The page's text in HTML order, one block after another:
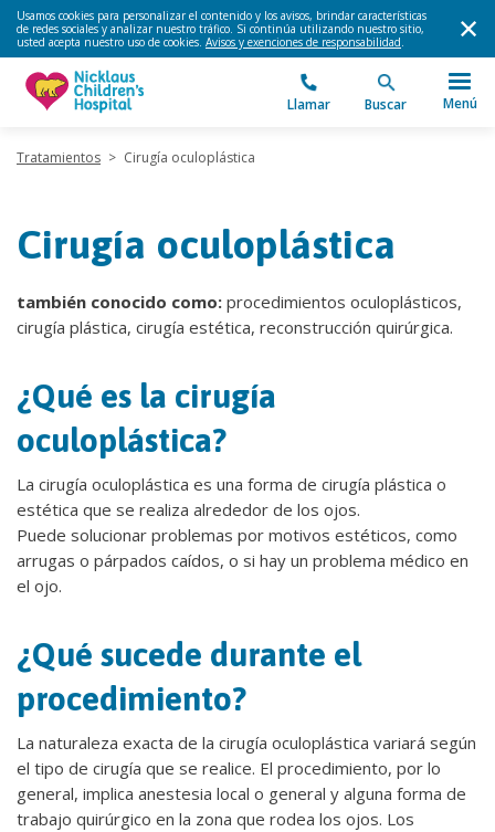
Usamos cookies para personalizar el contenido y los avisos, brindar características
de redes sociales y analizar nuestro tráfico. Si continúa utilizando nuestro sitio,
usted acepta nuestro uso de cookies. Avisos y exenciones de responsabilidad.
Llamar Buscar Menú
Tratamientos > Cirugía oculoplástica
Cirugía oculoplástica
también conocido como: procedimientos oculoplásticos,
cirugía plástica, cirugía estética, reconstrucción quirúrgica.
¿Qué es la cirugía
oculoplástica?
La cirugía oculoplástica es una forma de cirugía plástica o
estética que se realiza alrededor de los ojos.
Puede solucionar problemas por motivos estéticos, como
arrugas o párpados caídos, o si hay un problema médico en
el ojo.
¿Qué sucede durante el
procedimiento?
La naturaleza exacta de la cirugía oculoplástica variará según
el tipo de cirugía que se realice. El procedimiento, por lo
general, implica anestesia local o general y alguna forma de
trabajo quirúrgico en la zona que rodea los ojos. Los